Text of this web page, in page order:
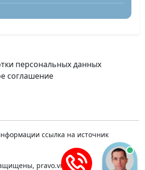
персональных данных
соглашение
ссылка на источник
pravo.vnmsk.ru.